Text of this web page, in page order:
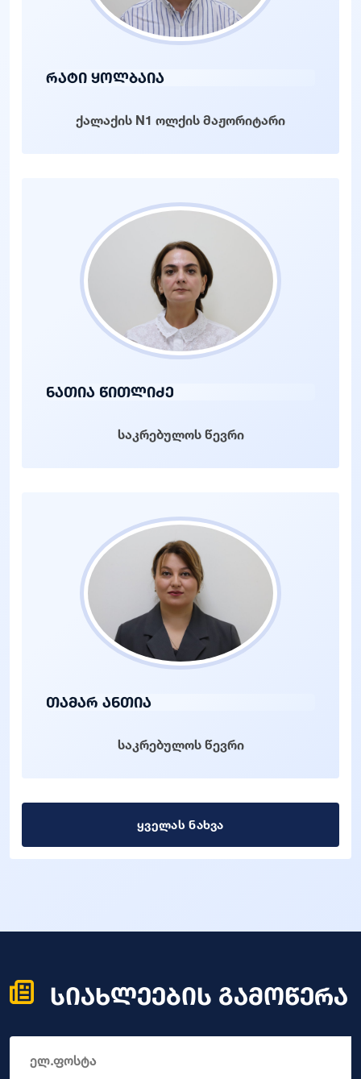
რატი ყოლბაია
ქალაქის N1 ოლქის მაჟორიტარი
ნათია წითლიძე
საკრებულოს წევრი
თამარ ანთია
საკრებულოს წევრი
ყველას ნახვა
სიახლეების გამოწერა